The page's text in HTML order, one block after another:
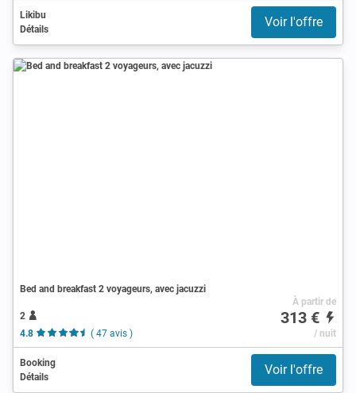
Likibu
Détails
Voir l'offre
Bed and breakfast 2 voyageurs, avec jacuzzi
2
4.8
( 47 avis )
À partir de
313 €
/ nuit
Booking
Détails
Voir l'offre